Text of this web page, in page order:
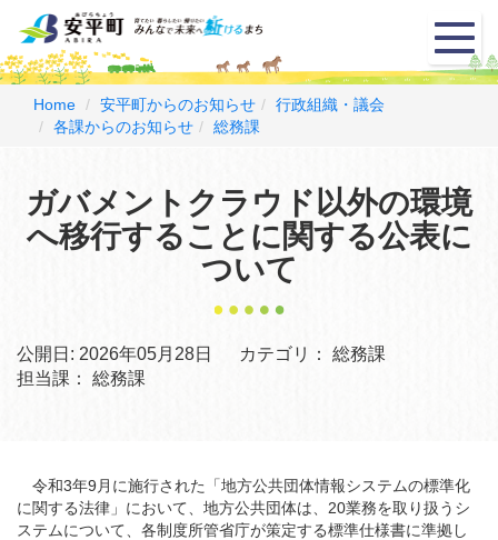
メ
ニ
ュ
Home 安平町からのお知らせ
行政組織・議会
各課からのお知らせ
総務課
ガバメントクラウド以外の環境
へ移行することに関する公表に
ついて
公開日: 2026年05月28日 カテゴリ：
総務課
担当課：
総務課
令和3年9月に施行された「地方公共団体情報システムの標準化
に関する法律」において、地方公共団体は、20業務を取り扱うシ
ステムについて、各制度所管省庁が策定する標準仕様書に準拠し